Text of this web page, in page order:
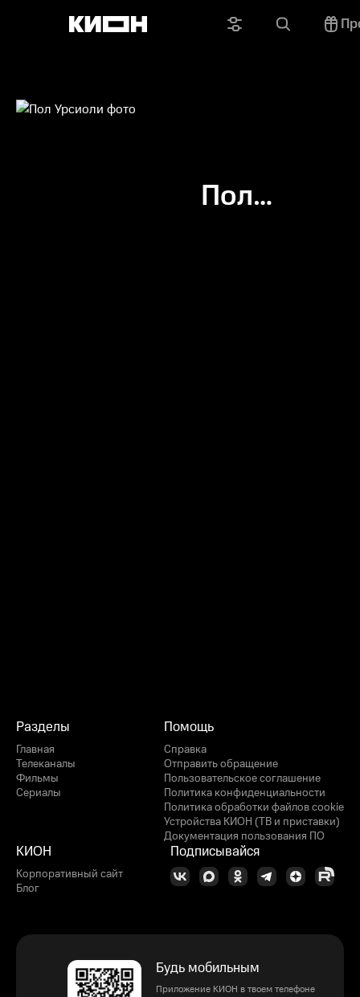
Пол
Разделы
Главная
Телеканалы
Фильмы
Сериалы
Помощь
Справка
Отправить обращение
Пользовательское соглашение
Политика конфиденциальности
Политика обработки файлов cookie
Устройства КИОН (ТВ и приставки)
Документация пользования ПО
КИОН
Корпоративный сайт
Блог
Подписывайся
Будь мобильным
Приложение КИОН в твоем телефоне